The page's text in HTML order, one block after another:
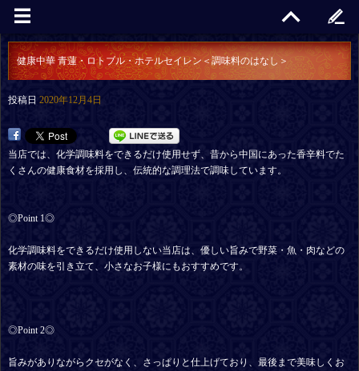
健康中華 青蓮・ロトブル・ホテルセイレン＜調味料のはなし＞
投稿日 2020年12月4日
当店では、化学調味料をできるだけ使用せず、昔から中国にあった香辛料でた
くさんの健康食材を採用し、伝統的な調理法で調味しています。
◎Point 1◎
化学調味料をできるだけ使用しない当店は、優しい旨みで野菜・魚・肉などの
素材の味を引き立て、小さなお子様にもおすすめです。
◎Point 2◎
旨みがありながらクセがなく、さっぱりと仕上げており、最後まで美味しくお